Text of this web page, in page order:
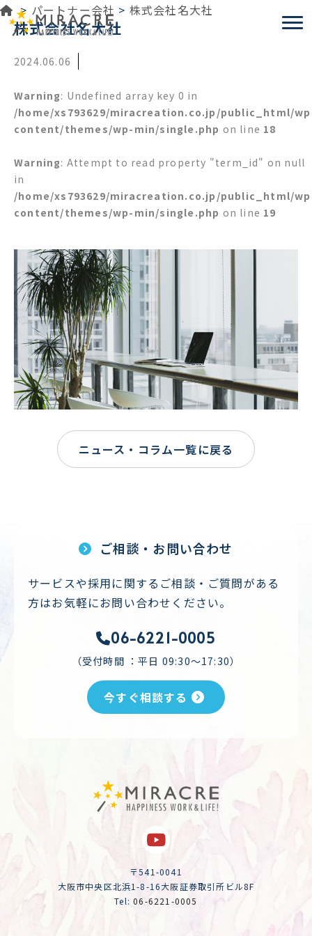
> パートナー会社 > 株式会社名大社
株式会社名大社
2024.06.06
Warning: Undefined array key 0 in
/home/xs793629/miracreation.co.jp/public_html/
content/themes/wp-min/single.php on line 18
Warning: Attempt to read property "term_id" on null
in
/home/xs793629/miracreation.co.jp/public_html/
content/themes/wp-min/single.php on line 19
ニュース・コラム一覧に戻る
ご相談・お問い合わせ
サービスや採用に関するご相談・ご質問がある
方はお気軽にお問い合わせください。
06-6221-0005
（受付時間 ：平日 09:30～17:30）
今すぐ相談する
〒541-0041
大阪市中央区北浜1-8-16大阪証券取引所ビル8F
Tel:06-6221-0005